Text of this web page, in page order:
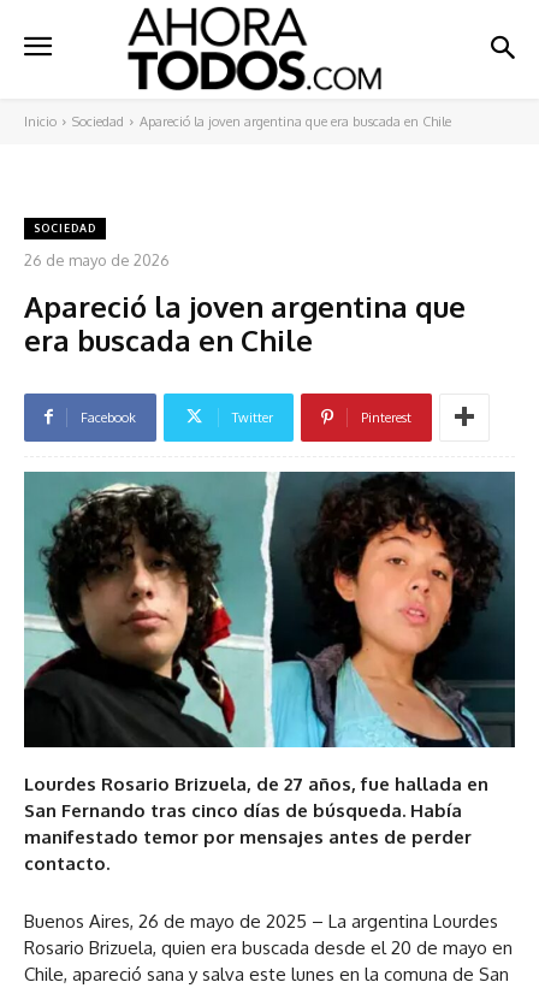
Inicio Sociedad Apareció la joven argentina que era buscada en Chile
SOCIEDAD
26 de mayo de 2026
Apareció la joven argentina que
era buscada en Chile
Facebook Twitter Pinterest
Lourdes Rosario Brizuela, de 27 años, fue hallada en
San Fernando tras cinco días de búsqueda. Había
manifestado temor por mensajes antes de perder
contacto.
Buenos Aires, 26 de mayo de 2025 – La argentina Lourdes
Rosario Brizuela, quien era buscada desde el 20 de mayo en
Chile, apareció sana y salva este lunes en la comuna de San